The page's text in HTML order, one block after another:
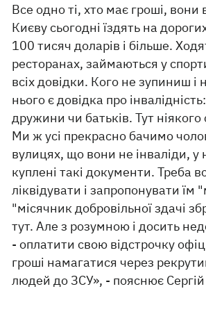
Все одно ті, хто має гроші, вони
Києву сьогодні їздять на
100 тисяч доларів і більше.
ресторанах, займаються у
всіх довідки. Кого не зупиниш і
нього є довідка про
дружини чи батьків. Тут
Ми ж усі прекрасно бачимо
вулицях, що вони не інваліди, у
куплені такі документи. Треба
ліквідувати і запропонувати їм
"місячник добровільної здачі
тут. Але з розумною і досить
- оплатити свою відстрочку
гроші намагатися через
людей до ЗСУ», - пояснює